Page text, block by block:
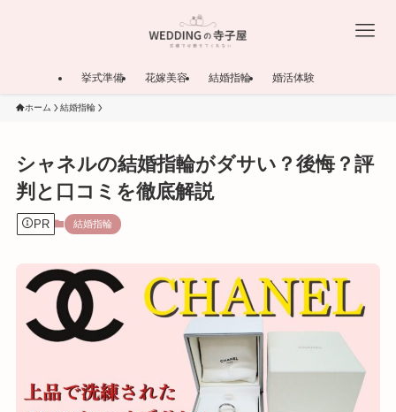
挙式準備 花嫁美容 結婚指輪 婚活体験
ホーム 結婚指輪
シャネルの結婚指輪がダサい？後悔？評
判と口コミを徹底解説
PR 結婚指輪